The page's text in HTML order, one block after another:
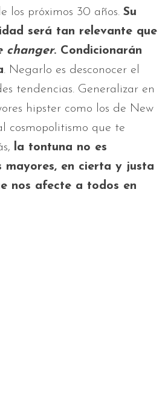
los próximos 30 años. Su
será tan relevante que
changer. Condicionarán
. Negarlo es desconocer el
tendencias. Generalizar en
hipster como los de New
cosmopolitismo que te
la tontuna no es
mayores, en cierta y justa
nos afecte a todos en